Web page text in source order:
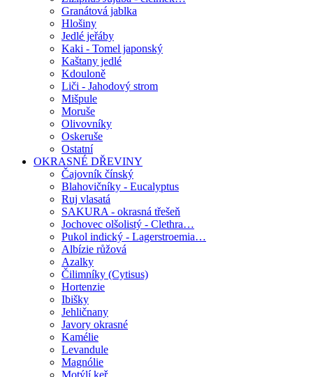
Granátová jablka
Hlošiny
Jedlé jeřáby
Kaki - Tomel japonský
Kaštany jedlé
Kdouloně
Liči - Jahodový strom
Mišpule
Moruše
Olivovníky
Oskeruše
Ostatní
OKRASNÉ DŘEVINY
Čajovník čínský
Blahovičníky - Eucalyptus
Ruj vlasatá
SAKURA - okrasná třešeň
Jochovec olšolistý - Clethra…
Pukol indický - Lagerstroemia…
Albízie růžová
Azalky
Čilimníky (Cytisus)
Hortenzie
Ibišky
Jehličnany
Javory okrasné
Kamélie
Levandule
Magnólie
Motýlí keř